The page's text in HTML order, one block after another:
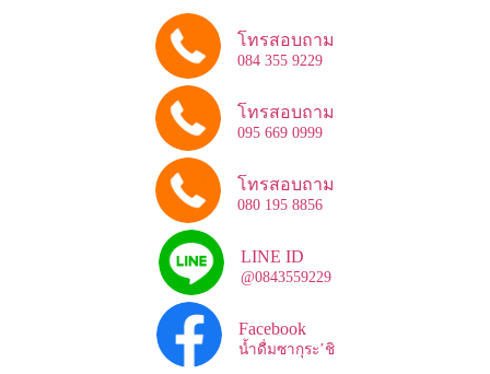
โทรสอบถาม
084 355 9229
โทรสอบถาม
095 669 0999
โทรสอบถาม
080 195 8856
LINE ID
@0843559229
Facebook
น้ำดื่มซากุระ’ชิ